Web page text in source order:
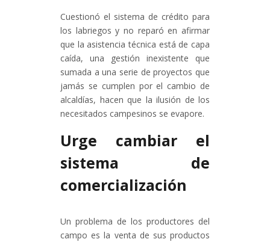
Cuestionó el sistema de crédito para
los labriegos y no reparó en afirmar
que la asistencia técnica está de capa
caída, una gestión inexistente que
sumada a una serie de proyectos que
jamás se cumplen por el cambio de
alcaldías, hacen que la ilusión de los
necesitados campesinos se evapore.
Urge cambiar el
sistema de
comercialización
Un problema de los productores del
campo es la venta de sus productos